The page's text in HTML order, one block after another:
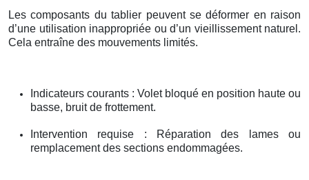
Les composants du tablier peuvent se déformer en raison
d’une utilisation inappropriée ou d’un vieillissement naturel.
Cela entraîne des mouvements limités.
Indicateurs courants : Volet bloqué en position haute ou
basse, bruit de frottement.
Intervention requise : Réparation des lames ou
remplacement des sections endommagées.